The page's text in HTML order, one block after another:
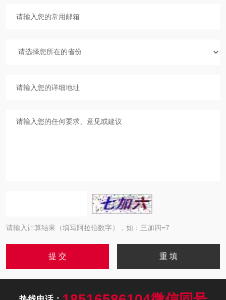
请输入计算结果（填写阿拉伯数字），如：三加四=7